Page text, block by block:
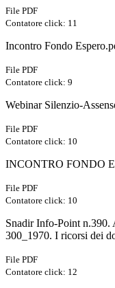
File PDF
Contatore click: 11
Incontro Fondo
File PDF
Contatore click: 9
Webinar Silenzio-
File PDF
Contatore click: 10
INCONTRO FONDO
File PDF
Contatore click: 10
Snadir Info-Point n.390.
300_1970. I ricorsi dei
File PDF
Contatore click: 12